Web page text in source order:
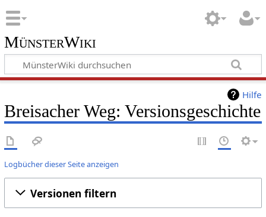
MünsterWiki
Hilfe
Breisacher Weg: Versionsgeschichte
Logbücher dieser Seite anzeigen
Versionen filtern